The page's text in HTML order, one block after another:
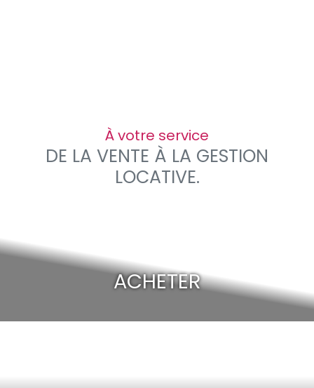
À votre service
DE LA VENTE À LA GESTION
LOCATIVE.
ACHETER